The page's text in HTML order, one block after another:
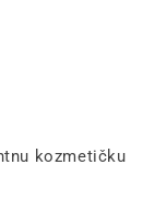
kozmetičku